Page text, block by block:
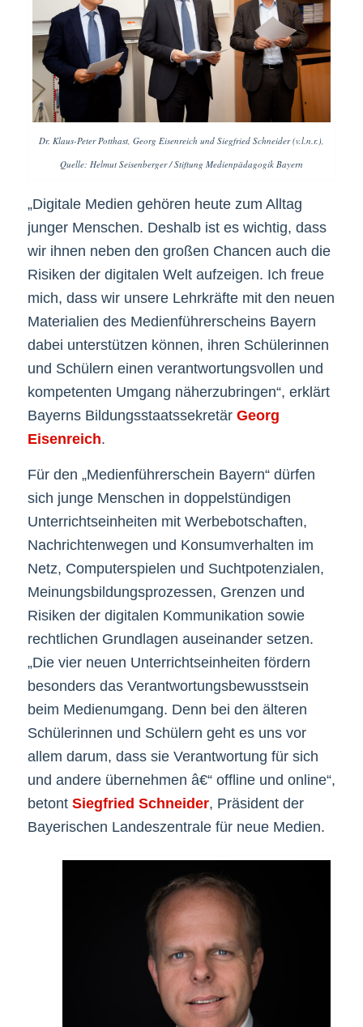
Dr. Klaus-Peter Potthast, Georg Eisenreich und Siegfried Schneider (v.l.n.r.),
Quelle: Helmut Seisenberger / Stiftung Medienpädagogik Bayern
„Digitale Medien gehören heute zum Alltag
junger Menschen. Deshalb ist es wichtig, dass
wir ihnen neben den großen Chancen auch die
Risiken der digitalen Welt aufzeigen. Ich freue
mich, dass wir unsere Lehrkräfte mit den neuen
Materialien des Medienführerscheins Bayern
dabei unterstützen können, ihren Schülerinnen
und Schülern einen verantwortungsvollen und
kompetenten Umgang näherzubringen“, erklärt
Bayerns Bildungsstaatssekretär Georg
Eisenreich.
Für den „Medienführerschein Bayern“ dürfen
sich junge Menschen in doppelstündigen
Unterrichtseinheiten mit Werbebotschaften,
Nachrichtenwegen und Konsumverhalten im
Netz, Computerspielen und Suchtpotenzialen,
Meinungsbildungsprozessen, Grenzen und
Risiken der digitalen Kommunikation sowie
rechtlichen Grundlagen auseinander setzen.
„Die vier neuen Unterrichtseinheiten fördern
besonders das Verantwortungsbewusstsein
beim Medienumgang. Denn bei den älteren
Schülerinnen und Schülern geht es uns vor
allem darum, dass sie Verantwortung für sich
und andere übernehmen â€“ offline und online“,
betont Siegfried Schneider, Präsident der
Bayerischen Landeszentrale für neue Medien.